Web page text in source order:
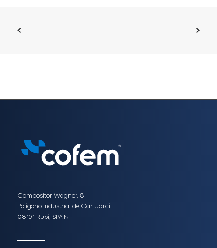
Compositor Wagner, 8
Polígono Industrial de Can Jardí
08191 Rubí, SPAIN